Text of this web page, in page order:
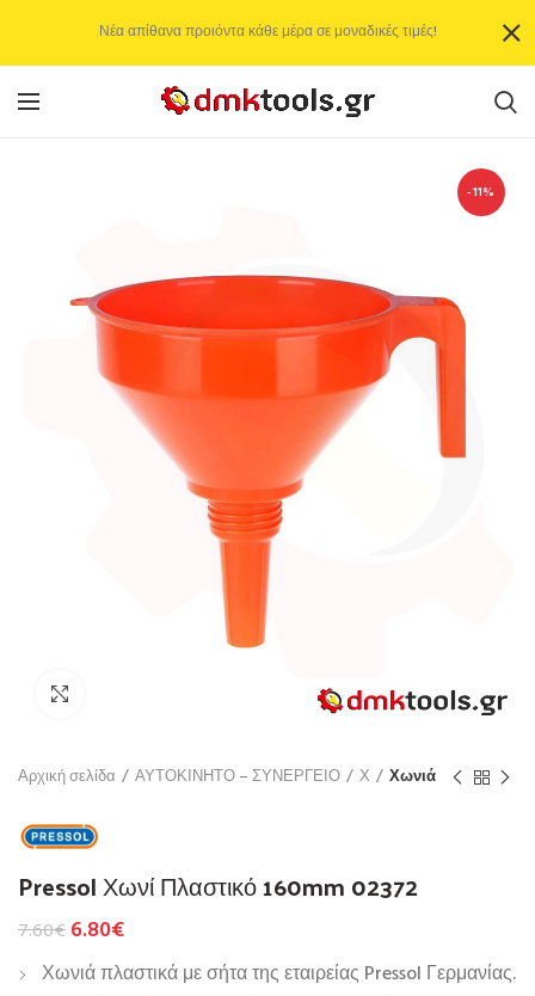
-11%
Αρχική σελίδα ΑΥΤΟΚΙΝΗΤΟ – ΣΥΝΕΡΓΕΙΟ Χ Χωνιά
Pressol Χωνί Πλαστικό 160mm 02372
7.60€6.80€
Χωνιά πλαστικά με σήτα της εταιρείας Pressol Γερμανίας.
Νέα απίθανα προιόντα κάθε μέρα σε μοναδικές τιμές!